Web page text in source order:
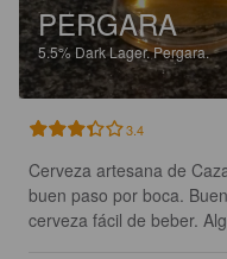
PERGARA
5.5% Dark Lager.Pergara.
3.4
Cerveza artesana de
buen paso por boca.
cerveza fácil de beber.